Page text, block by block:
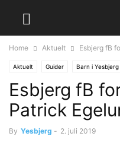
Home Aktuelt Esbjerg fB
Aktuelt Guider Barn i Yesbjerg
Esbjerg fB
Patrick
By Yesbjerg - 2. juli 2019